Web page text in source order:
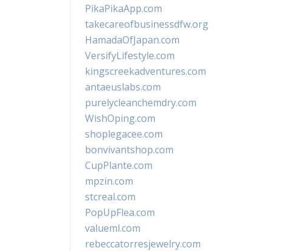
PikaPikaApp.com
takecareofbusinessdfw.org
HamadaOfJapan.com
VersifyLifestyle.com
kingscreekadventures.com
antaeuslabs.com
purelycleanchemdry.com
WishOping.com
shoplegacee.com
bonvivantshop.com
CupPlante.com
mpzin.com
stcreal.com
PopUpFlea.com
valueml.com
rebeccatorresjewelry.com